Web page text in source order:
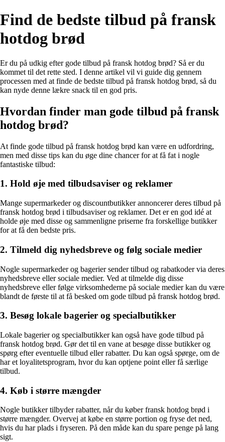
Find de bedste tilbud på fransk
hotdog brød
Er du på udkig efter gode tilbud på fransk hotdog brød? Så er du
kommet til det rette sted. I denne artikel vil vi guide dig gennem
processen med at finde de bedste tilbud på fransk hotdog brød, så du
kan nyde denne lækre snack til en god pris.
Hvordan finder man gode tilbud på fransk
hotdog brød?
At finde gode tilbud på fransk hotdog brød kan være en udfordring,
men med disse tips kan du øge dine chancer for at få fat i nogle
fantastiske tilbud:
1. Hold øje med tilbudsaviser og reklamer
Mange supermarkeder og discountbutikker annoncerer deres tilbud på
fransk hotdog brød i tilbudsaviser og reklamer. Det er en god idé at
holde øje med disse og sammenligne priserne fra forskellige butikker
for at få den bedste pris.
2. Tilmeld dig nyhedsbreve og følg sociale medier
Nogle supermarkeder og bagerier sender tilbud og rabatkoder via deres
nyhedsbreve eller sociale medier. Ved at tilmelde dig disse
nyhedsbreve eller følge virksomhederne på sociale medier kan du være
blandt de første til at få besked om gode tilbud på fransk hotdog brød.
3. Besøg lokale bagerier og specialbutikker
Lokale bagerier og specialbutikker kan også have gode tilbud på
fransk hotdog brød. Gør det til en vane at besøge disse butikker og
spørg efter eventuelle tilbud eller rabatter. Du kan også spørge, om de
har et loyalitetsprogram, hvor du kan optjene point eller få særlige
tilbud.
4. Køb i større mængder
Nogle butikker tilbyder rabatter, når du køber fransk hotdog brød i
større mængder. Overvej at købe en større portion og fryse det ned,
hvis du har plads i fryseren. På den måde kan du spare penge på lang
sigt.